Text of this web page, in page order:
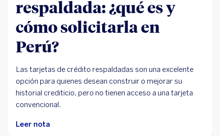
respaldada: ¿qué es y
cómo solicitarla en
Perú?
Las tarjetas de crédito respaldadas son una excelente
opción para quienes desean construir o mejorar su
historial crediticio, pero no tienen acceso a una tarjeta
convencional.
Leer nota